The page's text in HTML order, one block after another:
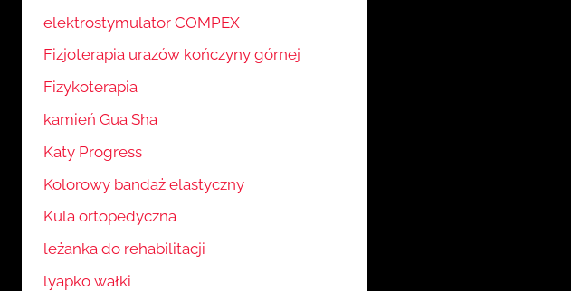
elektrostymulator COMPEX
Fizjoterapia urazów kończyny górnej
Fizykoterapia
kamień Gua Sha
Katy Progress
Kolorowy bandaż elastyczny
Kula ortopedyczna
leżanka do rehabilitacji
lyapko wałki